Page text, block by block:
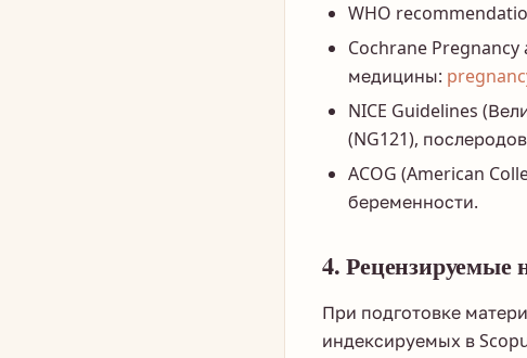
WHO
Cochrane
медицины:
NICE Guidelines
(NG121),
ACOG (American
беременности.
4.
При подготовке
индексируемых в